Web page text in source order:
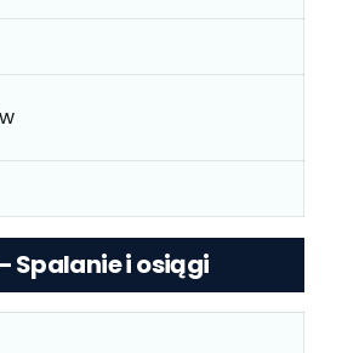
– Spalanie i osiągi